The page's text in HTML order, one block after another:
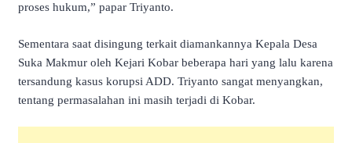
proses hukum,” papar Triyanto.
Sementara saat disingung terkait diamankannya Kepala Desa
Suka Makmur oleh Kejari Kobar beberapa hari yang lalu karena
tersandung kasus korupsi ADD. Triyanto sangat menyangkan,
tentang permasalahan ini masih terjadi di Kobar.